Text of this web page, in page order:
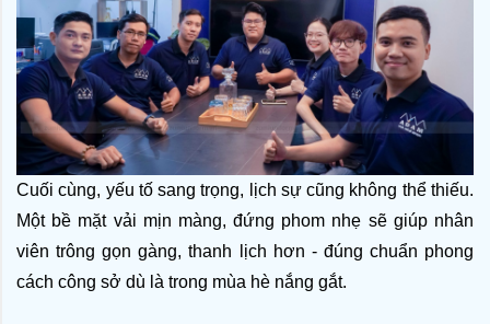
Cuối cùng, yếu tố sang trọng, lịch sự cũng không thể thiếu.
Một bề mặt vải mịn màng, đứng phom nhẹ sẽ giúp nhân
viên trông gọn gàng, thanh lịch hơn - đúng chuẩn phong
cách công sở dù là trong mùa hè nắng gắt.